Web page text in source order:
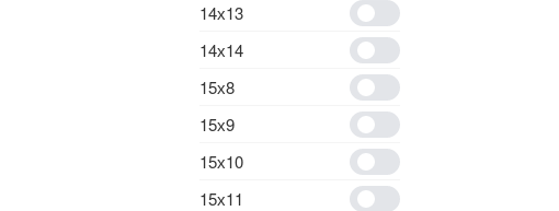
14х13
14х14
15х8
15х9
15х10
15х11